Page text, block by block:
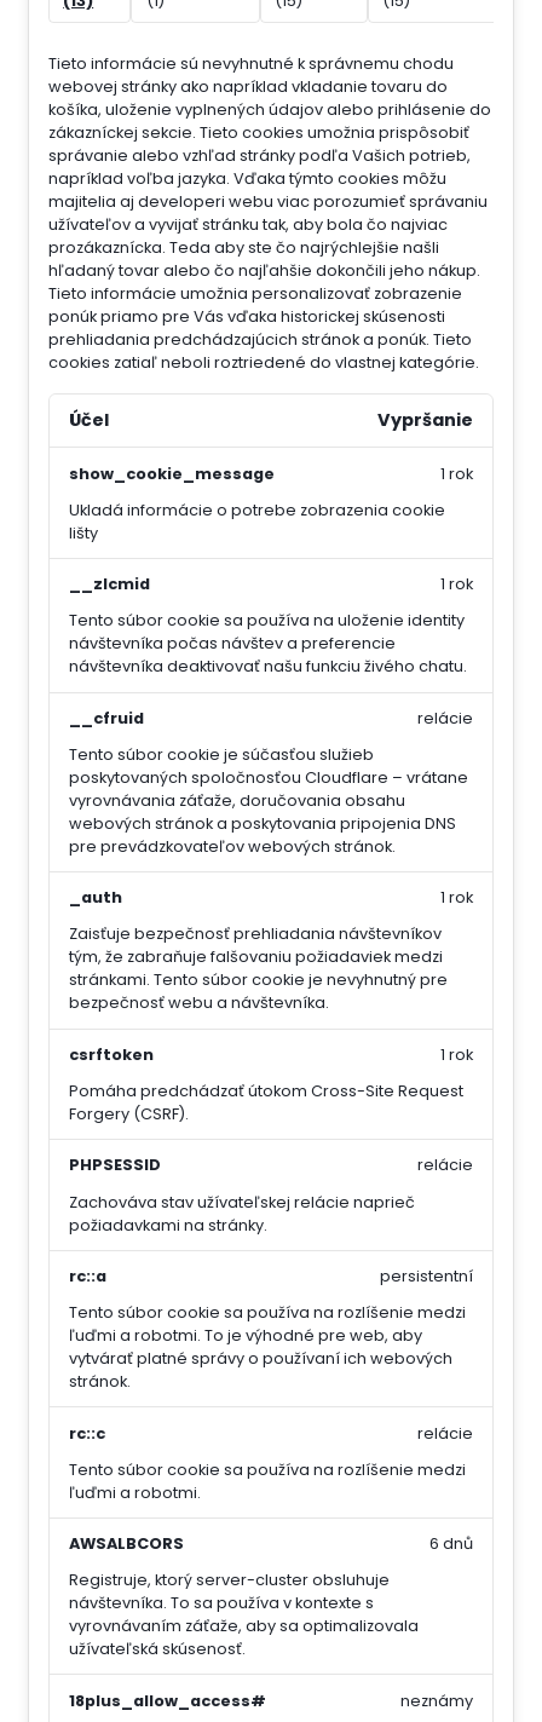
Tieto informácie sú nevyhnutné k správnemu chodu
webovej stránky ako napríklad vkladanie tovaru do
košíka, uloženie vyplnených údajov alebo prihlásenie do
zákazníckej sekcie. Tieto cookies umožnia prispôsobiť
správanie alebo vzhľad stránky podľa Vašich potrieb,
napríklad voľba jazyka. Vďaka týmto cookies môžu
majitelia aj developeri webu viac porozumieť správaniu
užívateľov a vyvijať stránku tak, aby bola čo najviac
prozákaznícka. Teda aby ste čo najrýchlejšie našli
hľadaný tovar alebo čo najľahšie dokončili jeho nákup.
Tieto informácie umožnia personalizovať zobrazenie
ponúk priamo pre Vás vďaka historickej skúsenosti
prehliadania predchádzajúcich stránok a ponúk. Tieto
cookies zatiaľ neboli roztriedené do vlastnej kategórie.
Účel Vypršanie
show_cookie_message
Ukladá informácie o potrebe zobrazenia cookie
lišty
1 rok
__zlcmid
Tento súbor cookie sa používa na uloženie identity
návštevníka počas návštev a preferencie
návštevníka deaktivovať našu funkciu živého chatu.
1 rok
__cfruid
Tento súbor cookie je súčasťou služieb
poskytovaných spoločnosťou Cloudflare – vrátane
vyrovnávania záťaže, doručovania obsahu
webových stránok a poskytovania pripojenia DNS
pre prevádzkovateľov webových stránok.
relácie
_auth
Zaisťuje bezpečnosť prehliadania návštevníkov
tým, že zabraňuje falšovaniu požiadaviek medzi
stránkami. Tento súbor cookie je nevyhnutný pre
bezpečnosť webu a návštevníka.
1 rok
csrftoken
Pomáha predchádzať útokom Cross-Site Request
Forgery (CSRF).
1 rok
PHPSESSID
Zachováva stav užívateľskej relácie naprieč
požiadavkami na stránky.
relácie
rc::a
Tento súbor cookie sa používa na rozlíšenie medzi
ľuďmi a robotmi. To je výhodné pre web, aby
vytvárať platné správy o používaní ich webových
stránok.
persistentní
rc::c
Tento súbor cookie sa používa na rozlíšenie medzi
ľuďmi a robotmi.
relácie
AWSALBCORS
Registruje, ktorý server-cluster obsluhuje
návštevníka. To sa používa v kontexte s
vyrovnávaním záťaže, aby sa optimalizovala
užívateľská skúsenosť.
6 dnů
18plus_allow_access#
neznámy